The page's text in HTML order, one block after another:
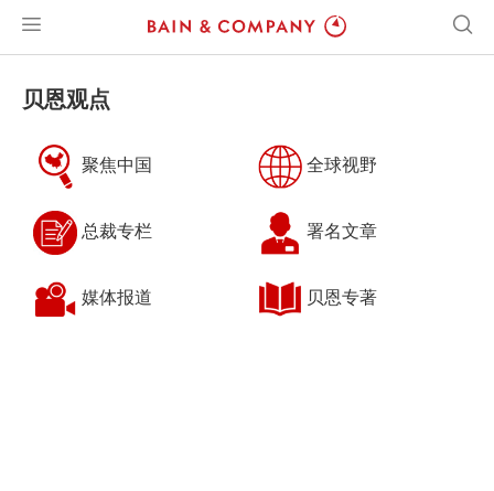
贝恩观点
聚焦中国 全球视野
总裁专栏 署名文章
媒体报道 贝恩专著